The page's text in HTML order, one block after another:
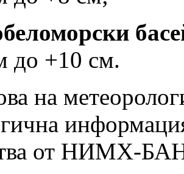
до +10 см.
на
от НИМХ-